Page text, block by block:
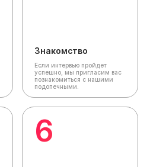
Знакомство
Если интервью пройдет
успешно, мы пригласим вас
познакомиться с нашими
подопечными.
6